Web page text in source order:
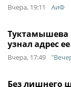
Вчера, 19:11 АиФ
Туктамышева
узнал адрес
Вчера, 17:49
Без лишнего